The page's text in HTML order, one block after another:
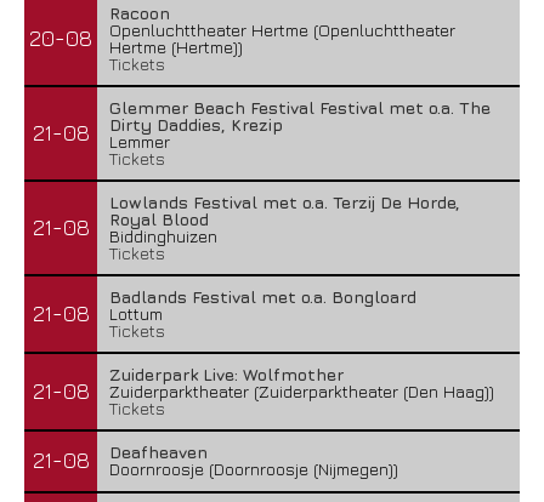
20-08
Racoon
Openluchttheater Hertme (Openluchttheater
Hertme (Hertme))
Tickets
21-08
Glemmer Beach Festival Festival met o.a. The
Dirty Daddies, Krezip
Lemmer
Tickets
21-08
Lowlands Festival met o.a. Terzij De Horde,
Royal Blood
Biddinghuizen
Tickets
21-08
Badlands Festival met o.a. Bongloard
Lottum
Tickets
21-08
Zuiderpark Live: Wolfmother
Zuiderparktheater (Zuiderparktheater (Den Haag))
Tickets
21-08
Deafheaven
Doornroosje (Doornroosje (Nijmegen))